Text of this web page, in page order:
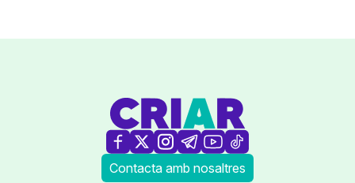
Contacta amb nosaltres